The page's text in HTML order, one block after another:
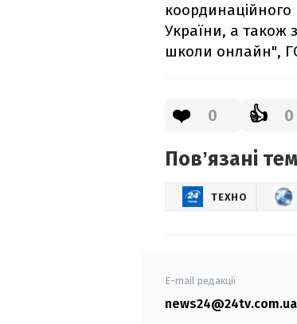
України, а також
школи онлайн",
❤️ 0 👍 0
Повʼязані
ТЕХНО
E-mail редакції
news24@24tv.com.ua